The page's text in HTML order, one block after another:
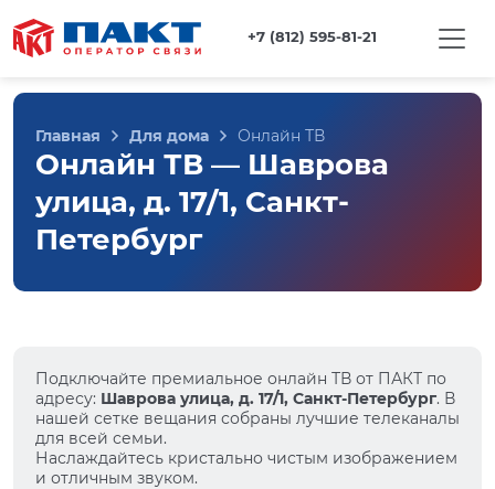
+7 (812) 595-81-21
Главная Для дома Онлайн ТВ
Онлайн ТВ — Шаврова
улица, д. 17/1, Санкт-
Петербург
Подключайте премиальное онлайн ТВ от ПАКТ по
адресу: Шаврова улица, д. 17/1, Санкт-Петербург. В
нашей сетке вещания собраны лучшие телеканалы
для всей семьи.
Наслаждайтесь кристально чистым изображением
и отличным звуком.